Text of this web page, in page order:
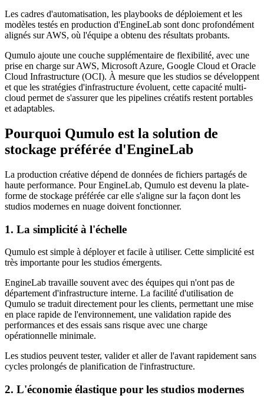
Les cadres d'automatisation, les playbooks de déploiement et les
modèles testés en production d'EngineLab sont donc profondément
alignés sur AWS, où l'équipe a obtenu des résultats probants.
Qumulo ajoute une couche supplémentaire de flexibilité, avec une
prise en charge sur AWS, Microsoft Azure, Google Cloud et Oracle
Cloud Infrastructure (OCI). À mesure que les studios se développent
et que les stratégies d'infrastructure évoluent, cette capacité multi-
cloud permet de s'assurer que les pipelines créatifs restent portables
et adaptables.
Pourquoi Qumulo est la solution de
stockage préférée d'EngineLab
La production créative dépend de données de fichiers partagés de
haute performance. Pour EngineLab, Qumulo est devenu la plate-
forme de stockage préférée car elle s'aligne sur la façon dont les
studios modernes en nuage doivent fonctionner.
1. La simplicité à l'échelle
Qumulo est simple à déployer et facile à utiliser. Cette simplicité est
très importante pour les studios émergents.
EngineLab travaille souvent avec des équipes qui n'ont pas de
département d'infrastructure interne. La facilité d'utilisation de
Qumulo se traduit directement pour les clients, permettant une mise
en place rapide de l'environnement, une validation rapide des
performances et des essais sans risque avec une charge
opérationnelle minimale.
Les studios peuvent tester, valider et aller de l'avant rapidement sans
cycles prolongés de planification de l'infrastructure.
2. L'économie élastique pour les studios modernes